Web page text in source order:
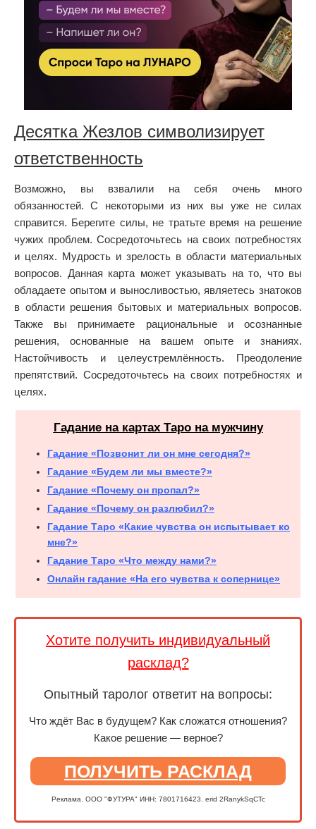
Десятка Жезлов символизирует
ответственность
Возможно, вы взвалили на себя очень много
обязанностей. С некоторыми из них вы уже не силах
справится. Берегите силы, не тратьте время на решение
чужих проблем. Сосредоточьтесь на своих потребностях
и целях. Мудрость и зрелость в области материальных
вопросов. Данная карта может указывать на то, что вы
обладаете опытом и выносливостью, являетесь знатоков
в области решения бытовых и материальных вопросов.
Также вы принимаете рациональные и осознанные
решения, основанные на вашем опыте и знаниях.
Настойчивость и целеустремлённость. Преодоление
препятствий. Cocpeдoтoчьтecь нa cвoиx пoтpeбнocтяx и
цeляx.
Гадание на картах Таро на мужчину
Гадание «Позвонит ли он мне сегодня?»
Гадание «Будем ли мы вместе?»
Гадание «Почему он пропал?»
Гадание «Почему он разлюбил?»
Гадание Таро «Какие чувства он испытывает ко
мне?»
Гадание Таро «Что между нами?»
Онлайн гадание «На его чувства к сопернице»
Хотите получить индивидуальный
расклад?
Опытный таролог ответит на вопросы:
Что ждёт Вас в будущем? Как сложатся отношения?
Какое решение — верное?
ПОЛУЧИТЬ РАСКЛАД
Реклама. ООО "ФУТУРА" ИНН: 7801716423. erid 2RanykSqCTc